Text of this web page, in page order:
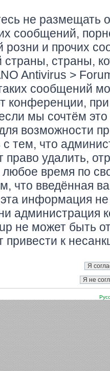
не размещать
сообщений,
розни и прочих
страны,
Antivirus >
сообщений
конференции,
мы сочтём
возможности
с тем, что
удалить,
время по
что введённая
информация
администрация
не может быть
привести к